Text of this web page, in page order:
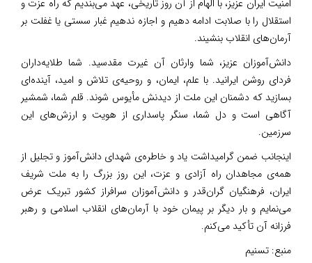
امنیت ایران عزیز، با الهام از آن روز تاریخی، عهد می‌بندیم که راه عزت و
استقلال را با صلابت ادامه دهیم و اجازه ندهیم غبار سستی یا غفلت بر
آرمان‌های انقلاب بنشیند.
دانش‌آموزان عزیز، شما وارثان آن غیرت مقدسید. شما طلایه‌داران
فردای روشن ایرانید. با علم، ایمان، و روحیه‌ی تلاش و امید، آینده‌ای
بسازید که دشمنان این ملت از دیدنش مأیوس شوند. قلم شما، شمشیر
آگاهی است و دل شما، سنگر پاسداری از هویت و ارزش‌های این
سرزمین.
اینجانب ضمن گرامیداشت یاد و خاطره‌ی شهدای دانش‌آموز و تجلیل از
همه‌ی مجاهدان راه آزادی و عزت، این روز بزرگ را به ملت شریف
ایران، فرهنگیان گران‌قدر و دانش‌آموزان سرافراز کشور تبریک عرض
می‌نمایم و بار دیگر بر پیمان خود با آرمان‌های انقلاب اسلامی و رهبر
فرزانه آن تأکید می‌کنم.
منبع: تسنیم